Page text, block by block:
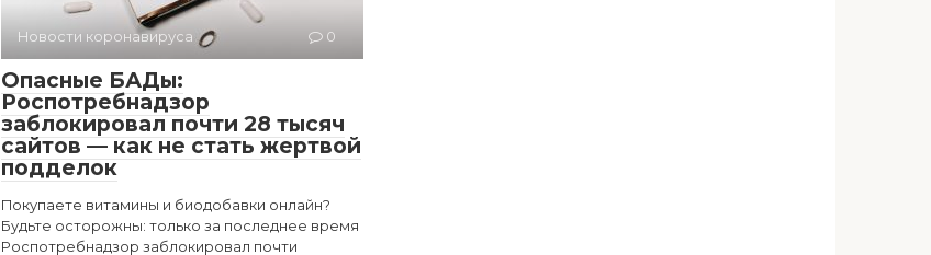
Новости коронавируса 0
Опасные БАДы:
Роспотребнадзор
заблокировал почти 28 тысяч
сайтов — как не стать жертвой
подделок
Покупаете витамины и биодобавки онлайн?
Будьте осторожны: только за последнее время
Роспотребнадзор заблокировал почти